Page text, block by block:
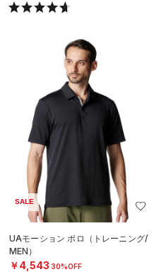
SALE
UAモーション ポロ（トレーニング/
MEN）
￥4,543 30%OFF